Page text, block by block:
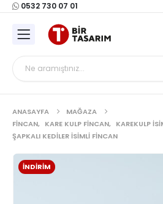
0532 730 07 01
ANASAYFA
MAĞAZA
FINCAN, KARE KULP FINCAN, KAREKULP
ŞAPKALI KEDILER İSIMLI FINCAN
İNDIRIM